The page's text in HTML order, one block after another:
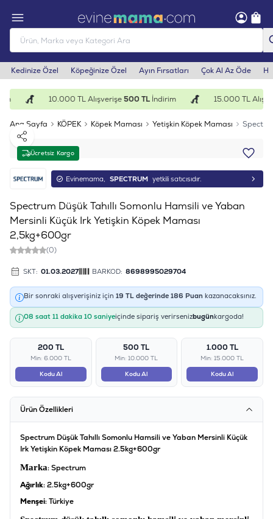
Kedinize Özel Köpeğinize Özel Ayın Fırsatları Çok Al Az Öde
10.000 TL Alışverişe500 TLİndirim 15.000 TL
Ana Sayfa KÖPEK Köpek Maması Yetişkin Köpek Maması
Ücretsiz Kargo
Paylaş
Evinemama, SPECTRUM yetkili satıcısıdır.
Spectrum Düşük Tahıllı Somonlu Hamsili ve Yaban
Mersinli Küçük Irk Yetişkin Köpek Maması
2,5kg+600gr
(0)
SKT: 01.03.2027 BARKOD: 8698995029704
Bir sonraki alışverişiniz için 19 TL değerinde 186 Puan kazanacaksınız.
08 saat 11 dakika 09 saniyeiçinde sipariş verirsenizbugünkargoda!
200 TL
Min: 6.000 TL
Kodu Al
500 TL
Min: 10.000 TL
Kodu Al
1.000 TL
Min: 15.000 TL
Kodu Al
Ürün Özellikleri
Spectrum Düşük Tahıllı Somonlu Hamsili ve Yaban Mersinli Küçük
Irk Yetişkin Köpek Maması 2.5kg+600gr
Marka: Spectrum
Ağırlık: 2.5kg+600gr
Menşei: Türkiye